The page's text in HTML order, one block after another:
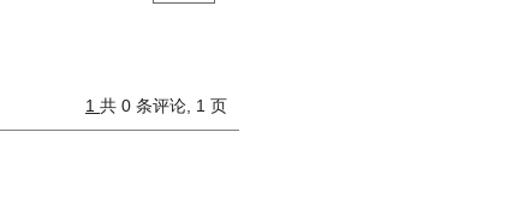
1 共 0 条评论, 1 页